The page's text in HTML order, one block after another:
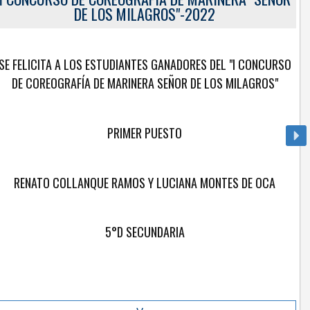
DE LOS MILAGROS"-2022
SE FELICITA A LOS ESTUDIANTES GANADORES DEL "I CONCURSO
DE COREOGRAFÍA DE MARINERA SEÑOR DE LOS MILAGROS"
PRIMER PUESTO
RENATO COLLANQUE RAMOS Y LUCIANA MONTES DE OCA
5°D SECUNDARIA
Guilen Velasquez